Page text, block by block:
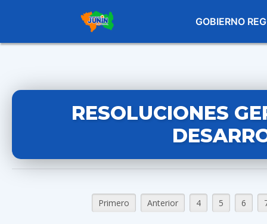
GOBIERNO
RESOLUCIONES
Primero Anterior 4 5 6